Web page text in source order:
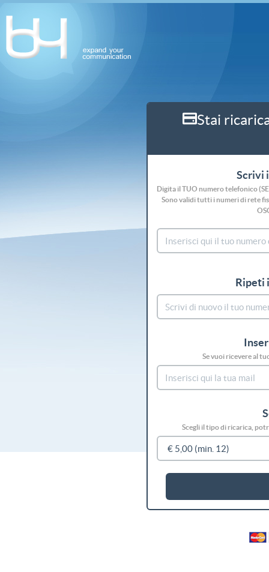
Stai
Scrivi
Digita il TUO numero telefonico
Sono validi tutti i numeri di rete
Ripeti
Se vuoi ricevere al
Scegli il tipo di ricarica,